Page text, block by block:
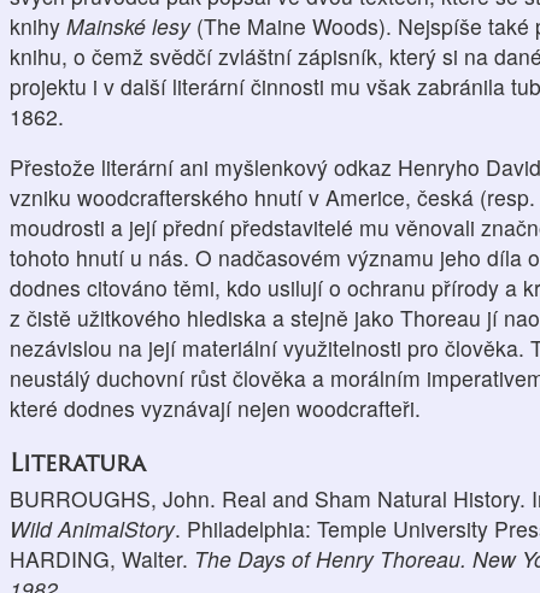
knihy Mainské lesy(The Maine Woods). Nejspíše také
knihu, o čemž svědčí zvláštní zápisník, který si na
projektu i v další literární činnosti mu však zabránila
1862.
Přestože literární ani myšlenkový odkaz Henryho
vzniku woodcrafterského hnutí v Americe, česká
moudrosti a její přední představitelé mu věnovali
tohoto hnutí u nás. O nadčasovém významu jeho díla
dodnes citováno těmi, kdo usilují o ochranu přírody a
z čistě užitkového hlediska a stejně jako Thoreau jí
nezávislou na její materiální využitelnosti pro člověka.
neustálý duchovní růst člověka a morálním
které dodnes vyznávají nejen woodcrafteři.
Literatura
BURROUGHS, John. Real and Sham Natural
Wild AnimalStory. Philadelphia: Temple University
HARDING, Walter. The Days of Henry Thoreau. New